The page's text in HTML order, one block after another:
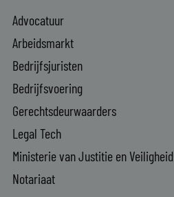
Advocatuur
Arbeidsmarkt
Bedrijfsjuristen
Bedrijfsvoering
Gerechtsdeurwaarders
Legal Tech
Ministerie van Justitie en Veiligheid
Notariaat